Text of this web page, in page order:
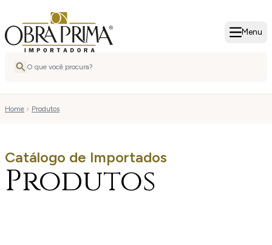
Menu
Home Produtos
Catálogo de Importados
Produtos